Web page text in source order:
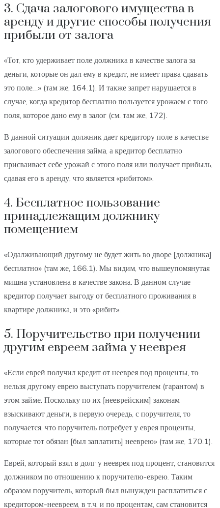
3. Сдача залогового имущества в
аренду и другие способы получения
прибыли от залога
«Тот, кто удерживает поле должника в качестве залога за
деньги, которые он дал ему в кредит, не имеет права сдавать
это поле…» (там же, 164.1). И также запрет нарушается в
случае, когда кредитор бесплатно пользуется урожаем с того
поля, которое дано ему в залог (см. там же, 172).
В данной ситуации должник дает кредитору поле в качестве
залогового обеспечения займа, а кредитор бесплатно
присваивает себе урожай с этого поля или получает прибыль,
сдавая его в аренду, что является «рибитом».
4. Бесплатное пользование
принадлежащим должнику
помещением
«Одалживающий другому не будет жить во дворе [должника]
бесплатно» (там же, 166.1). Мы видим, что вышеупомянутая
мишна установлена в качестве закона. В данном случае
кредитор получает выгоду от бесплатного проживания в
квартире должника, и это «рибит».
5. Поручительство при получении
другим евреем займа у нееврея
«Если еврей получил кредит от нееврея под проценты, то
нельзя другому еврею выступать поручителем (гарантом) в
этом займе. Поскольку по их [нееврейским] законам
взыскивают деньги, в первую очередь, с поручителя, то
получается, что поручитель потребует у еврея проценты,
которые тот обязан [был заплатить] нееврею» (там же, 170.1).
Еврей, который взял в долг у нееврея под процент, становится
должником по отношению к поручителю-еврею. Таким
образом поручитель, который был вынужден расплатиться с
кредитором-неевреем, в т.ч. и по процентам, сам становится